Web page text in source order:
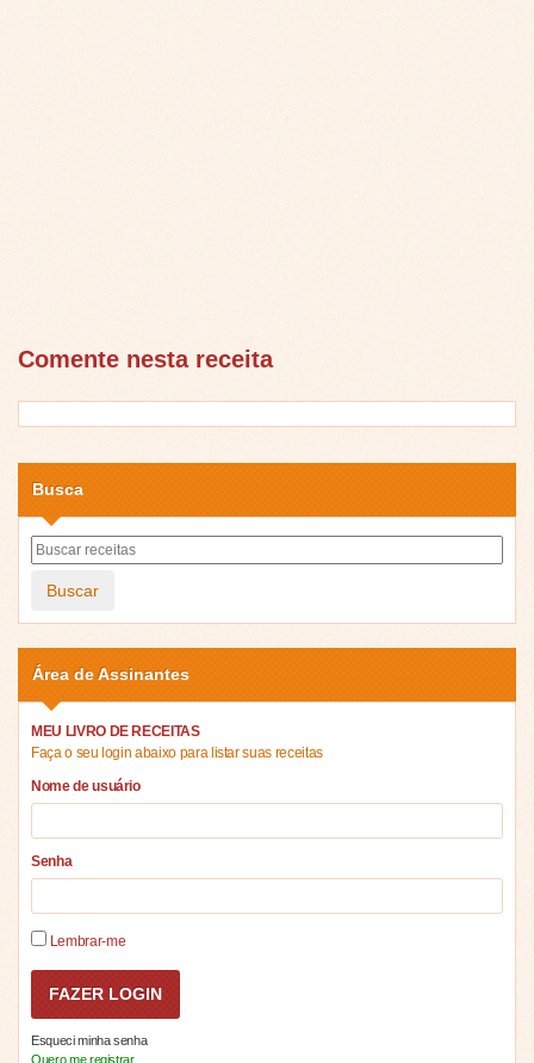
Comente nesta receita
Busca
Buscar
Área de Assinantes
MEU LIVRO DE RECEITAS
Faça o seu login abaixo para listar suas receitas
Nome de usuário
Senha
Lembrar-me
Esqueci minha senha
Quero me registrar